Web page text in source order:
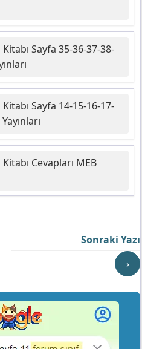
Sayfa 35-36-37-38-
Sayfa 14-15-16-17-
Cevapları MEB
Sonraki Yazı
›